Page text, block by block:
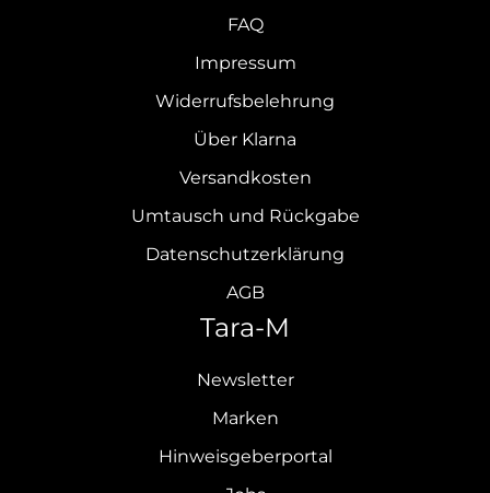
FAQ
Impressum
Widerrufsbelehrung
Über Klarna
Versandkosten
Umtausch und Rückgabe
Datenschutzerklärung
AGB
Tara-M
Newsletter
Marken
Hinweisgeberportal